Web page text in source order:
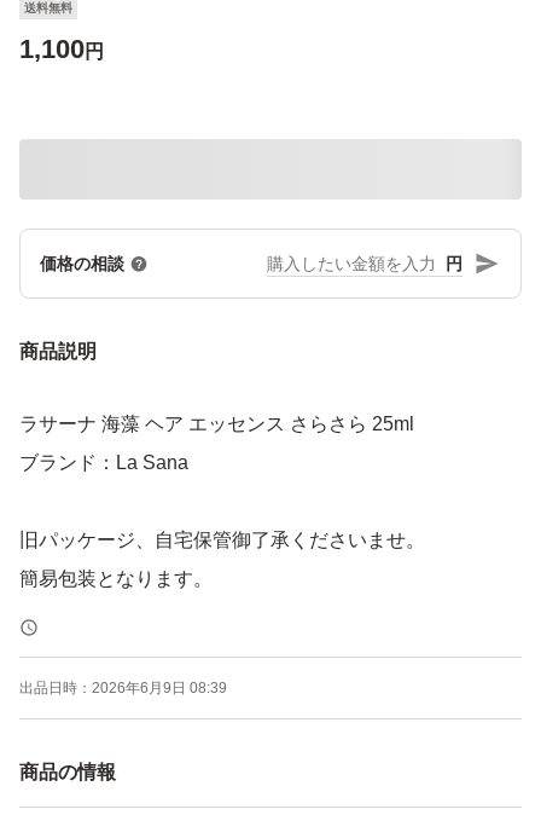
送料無料
1,100円
価格の相談 円
商品説明
ラサーナ 海藻 ヘア エッセンス さらさら 25ml
ブランド：La Sana
旧パッケージ、自宅保管御了承くださいませ。
簡易包装となります。
出品日時： 2026年6月9日 08:39
商品の情報